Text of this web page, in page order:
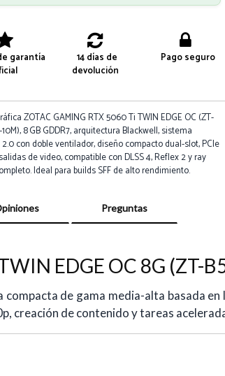
garantía
14 días de
devolución
Pago seguro
ZOTAC GAMING RTX 5060 Ti TWIN EDGE OC (ZT-
8 GB GDDR7, arquitectura Blackwell, sistema
con doble ventilador, diseño compacto dual-slot, PCIe
de video, compatible con DLSS 4, Reflex 2 y ray
Ideal para builds SFF de alto rendimiento.
Preguntas
EDGE OC 8G (ZT-
compacta de gama media-alta basada
creación de contenido y tareas